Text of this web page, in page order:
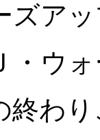
ズア
・ウ
わり